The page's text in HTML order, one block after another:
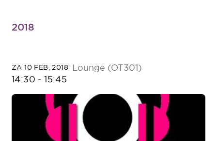
2018
ZA 10 FEB, 2018
14:30 -15:45
Lounge (OT301)